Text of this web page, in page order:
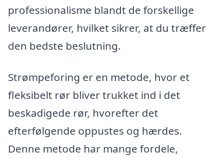
professionalisme blandt de forskellige
leverandører, hvilket sikrer, at du træffer
den bedste beslutning.
Strømpeforing er en metode, hvor et
fleksibelt rør bliver trukket ind i det
beskadigede rør, hvorefter det
efterfølgende oppustes og hærdes.
Denne metode har mange fordele,